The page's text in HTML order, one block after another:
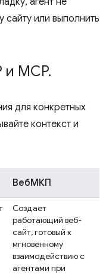
сайту или выполнить
и MCP.
для конкретных
контекст и
ВебМКП
Создает
работающий веб-
сайт, готовый к
мгновенному
взаимодействию с
агентами при